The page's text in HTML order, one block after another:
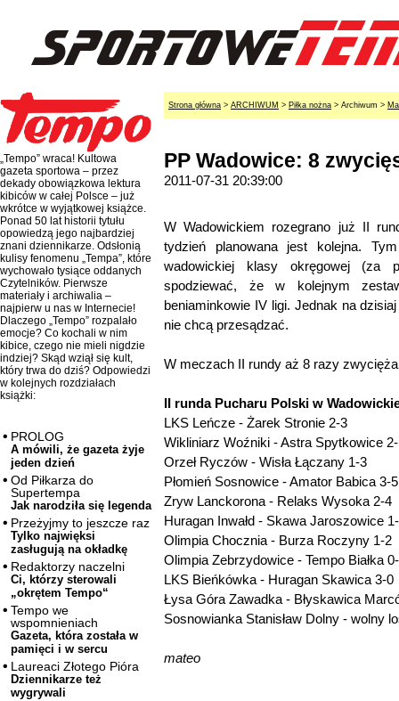
„Tempo” wraca! Kultowa
gazeta sportowa – przez
dekady obowiązkowa lektura
kibiców w całej Polsce – już
wkrótce w wyjątkowej książce.
Ponad 50 lat historii tytułu
opowiedzą jego najbardziej
znani dziennikarze. Odsłonią
kulisy fenomenu „Tempa”, które
wychowało tysiące oddanych
Czytelników. Pierwsze
materiały i archiwalia –
najpierw u nas w Internecie!
Dlaczego „Tempo” rozpalało
emocje? Co kochali w nim
kibice, czego nie mieli nigdzie
indziej? Skąd wziął się kult,
który trwa do dziś? Odpowiedzi
w kolejnych rozdziałach
książki:
PROLOG
A mówili, że gazeta żyje
jeden dzień
Od Piłkarza do
Supertempa
Jak narodziła się legenda
Przeżyjmy to jeszcze raz
Tylko najwięksi
zasługują na okładkę
Redaktorzy naczelni
Ci, którzy sterowali
„okrętem Tempo“
Tempo we
wspomnieniach
Gazeta, która została w
pamięci i w sercu
Laureaci Złotego Pióra
Dziennikarze też
wygrywali
Strona główna > ARCHIWUM > Piłka nożna > Archiwum >
PP Wadowice: 8
2011-07-31 20:39:00
W Wadowickiem rozegrano już II
tydzień planowana jest kolejna.
wadowickiej klasy okręgowej (za
spodziewać, że w kolejnym
beniaminkowie IV ligi. Jednak na
nie chcą przesądzać.
W meczach II rundy aż 8 razy
II runda Pucharu Polski w
LKS Leńcze - Żarek Stronie 2-3
Wikliniarz Woźniki - Astra Spytkowice
Orzeł Ryczów - Wisła Łączany 1-3
Płomień Sosnowice - Amator Babica 3-5
Zryw Lanckorona - Relaks Wysoka 2-4
Huragan Inwałd - Skawa Jaroszowice
Olimpia Chocznia - Burza Roczyny 1-2
Olimpia Zebrzydowice - Tempo Białka
LKS Bieńkówka - Huragan Skawica 3-0
Łysa Góra Zawadka - Błyskawica
Sosnowianka Stanisław Dolny - wolny
mateo